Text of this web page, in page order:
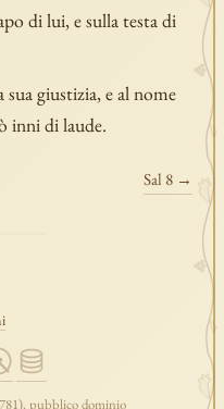
di lui, e sulla testa di
giustizia, e al nome
inni di laude.
Sal 8 →
pubblico dominio